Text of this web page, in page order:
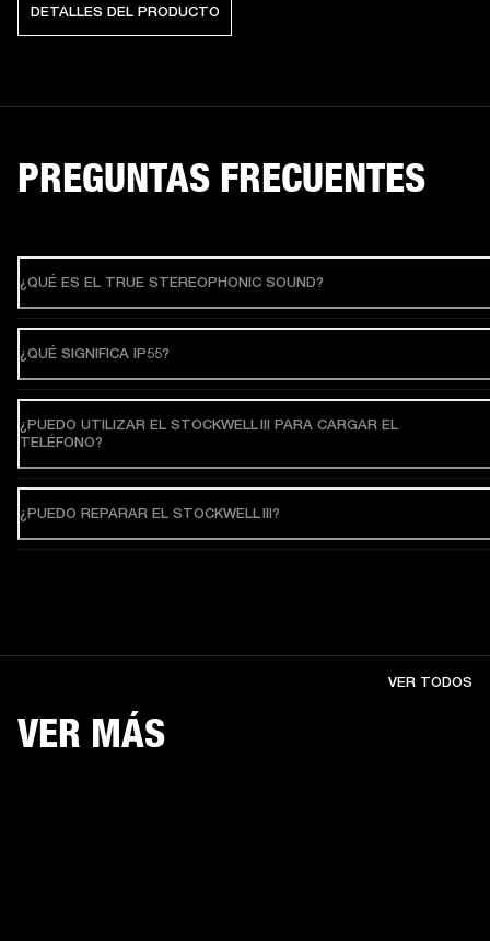
DETALLES DEL PRODUCTO
PREGUNTAS FRECUENTES
¿QUÉ ES EL TRUE STEREOPHONIC SOUND?
¿QUÉ SIGNIFICA IP55?
¿PUEDO UTILIZAR EL STOCKWELL III PARA CARGAR EL
TELÉFONO?
¿PUEDO REPARAR EL STOCKWELL III?
VER MÁS
VER TODOS